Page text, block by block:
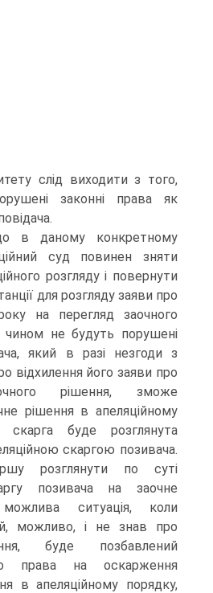
слід виходити з того,
законні права як
в даному конкретному
суд повинен зняти
розгляду і повернути
для розгляду заяви про
на перегляд заочного
чином не будуть порушені
який в разі незгоди з
відхилення його заяви про
рішення, зможе
рішення в апеляційному
буде розглянута
скаргою позивача.
розглянути по суті
позивача на заочне
ситуація, коли
можливо, і не знав про
буде позбавлений
права на оскарження
в апеляційному порядку,